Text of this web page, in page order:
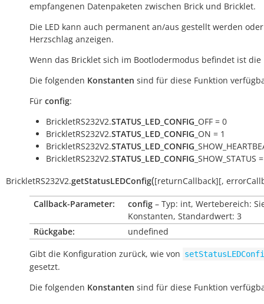
empfangenen Datenpaketen zwischen Brick und Bricklet.
Die LED kann auch permanent an/aus gestellt werden
Herzschlag anzeigen.
Wenn das Bricklet sich im Bootlodermodus befindet ist die
Die folgenden Konstanten sind für diese Funktion
Für config:
BrickletRS232V2.STATUS_LED_CONFIG _OFF = 0
BrickletRS232V2.STATUS_LED_CONFIG _ON = 1
BrickletRS232V2.STATUS_LED_CONFIG
BrickletRS232V2.STATUS_LED_CONFIG _SHOW_STATUS
BrickletRS232V2.getStatusLEDConfig([returnCallback][,
Callback-Parameter: config – Typ: int, Wertebereich:
Konstanten, Standardwert: 3
Rückgabe:
undefined
Gibt die Konfiguration zurück, wie von
gesetzt.
Die folgenden Konstanten sind für diese Funktion